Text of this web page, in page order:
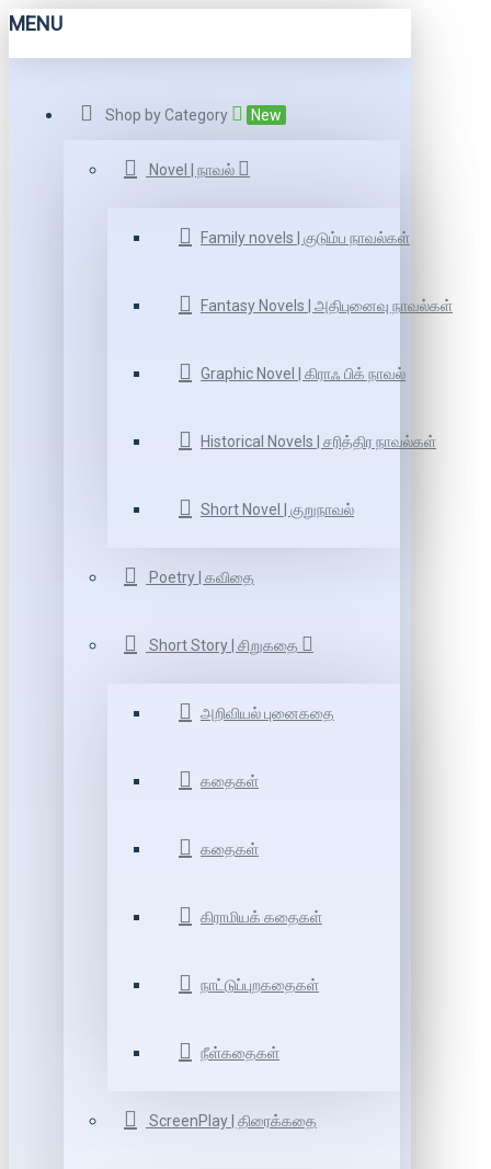
MENU
Shop by Category New
Novel | நாவல்
Family novels | குடும்ப நாவல்கள்
Fantasy Novels | அதிபுனைவு நாவல்கள்
Graphic Novel | கிராஃ பிக் நாவல்
Historical Novels | சரித்திர நாவல்கள்
Short Novel | குறுநாவல்
Poetry | கவிதை
Short Story | சிறுகதை
அறிவியல் புனைகதை
கதைகள்
கதைகள்
கிராமியக் கதைகள்
நாட்டுப்புறகதைகள்
நீள்கதைகள்
ScreenPlay | திரைக்கதை